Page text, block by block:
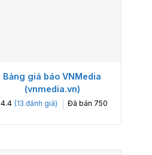
Bảng giá báo VNMedia
(vnmedia.vn)
4.4 (13 đánh giá) Đã bán 750